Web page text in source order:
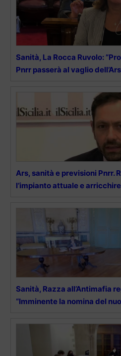
Sanità, La Rocca Ruvolo:
Pnrr passerà al vaglio
Ars, sanità e previsioni Pnrr.
l’impianto attuale e
Sanità, Razza all’Antimafia
“Imminente la nomina del